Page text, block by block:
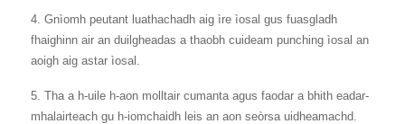
4. Gnìomh peutant luathachadh aig ìre ìosal gus fuasgladh
fhaighinn air an duilgheadas a thaobh cuideam punching ìosal an
aoigh aig astar ìosal.
5. Tha a h-uile h-aon molltair cumanta agus faodar a bhith eadar-
mhalairteach gu h-iomchaidh leis an aon seòrsa uidheamachd.